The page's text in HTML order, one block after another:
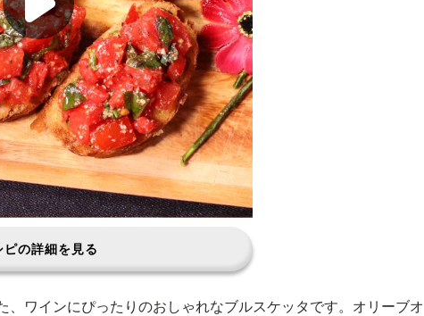
ピの詳細を見る
、ワインにぴったりのおしゃれなブルスケッタです。オリーブオ